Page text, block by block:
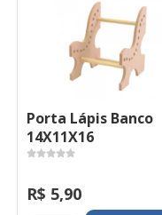
Porta Lápis Banco
14X11X16
R$ 5,90